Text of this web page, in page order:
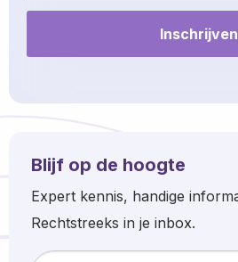
Blijf op de hoogte
Expert kennis, handige
Rechtstreeks in je inbox.